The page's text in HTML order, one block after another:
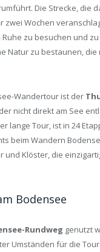
Die Strecke, die
Wochen
zu besuchen und
Natur zu bestaunen,
Wandertour ist der
nicht direkt am See
lange Tour, ist in 24
beim Wandern
und Klöster, die
Bodensee
Rundweg genutzt
Umständen für die Tour